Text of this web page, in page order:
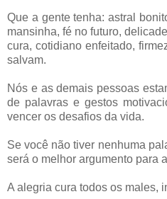
Que a gente tenha: astral
mansinha, fé no futuro,
cura, cotidiano enfeitado,
salvam.
Nós e as demais pessoas
de palavras e gestos
vencer os desafios da vida.
Se você não tiver nenhuma
será o melhor argumento para
A alegria cura todos os males,